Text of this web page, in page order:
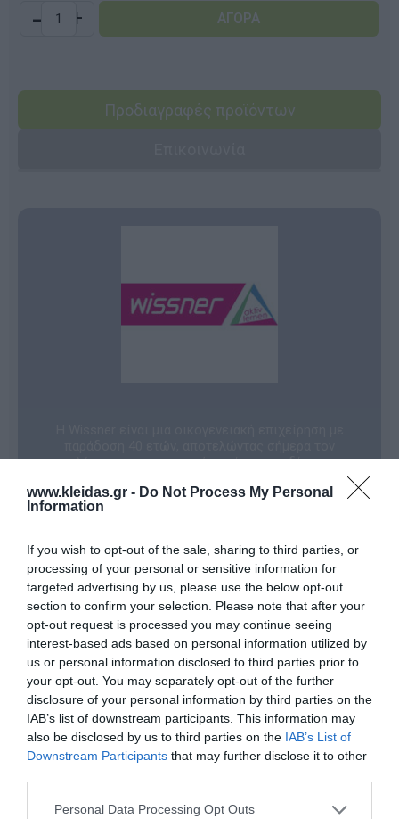
www.kleidas.gr - Do Not Process My Personal
Information
If you wish to opt-out of the sale, sharing to third parties, or
processing of your personal or sensitive information for
targeted advertising by us, please use the below opt-out
section to confirm your selection. Please note that after your
opt-out request is processed you may continue seeing
interest-based ads based on personal information utilized by
us or personal information disclosed to third parties prior to
your opt-out. You may separately opt-out of the further
disclosure of your personal information by third parties on the
IAB’s list of downstream participants. This information may
also be disclosed by us to third parties on the IAB’s List of
Downstream Participants that may further disclose it to other
Personal Data Processing Opt Outs
- +
Προδιαγραφές προϊόντων
μεγαλύτερο κατασκευαστή οργάνων σχεδίασης για
εξειδικευμένων σχολικών βοηθημάτων.
Ακολουθώντας τη φιλοσοφία «Σχολείο-εργασία-
υποστηρίζει ενεργά τη μαθησιακή διαδικασία για
παιδιά, νέους και ενήλικες, προσφέροντας υλικό
πλήρως εναρμονισμένο με τα σύγχρονα προγράμματα
σπουδών όλων των εκπαιδευτικών βαθμίδων.
Τα προϊόντα Wissner σχεδιάζονται με απόλυτη
συμμετρία στο μέγεθος, το βάρος, τον όγκο και το
χρώμα, καθιστώντας τη μάθηση μια εμπειρία που
διεγείρει όλες τις αισθήσεις. Μέσα από τη χρήση
τους, οι μαθητές αναπτύσσουν τη μνήμη, τη φαντασία
και τη συγκέντρωση, ενώ παράλληλα εξασκούνται
στην επίλυση προβλημάτων και την αιτιολόγηση. Οι
εκπαιδευτικοί εμπιστεύονται τα υλικά της Wissner για
ατομική διδασκαλία ή ομαδικές δραστηριότητες,
προωθώντας τη βιωματική μάθηση.
προϊόντα κατασκευάζονται στο ιδιόκτητο εργοστάσιο